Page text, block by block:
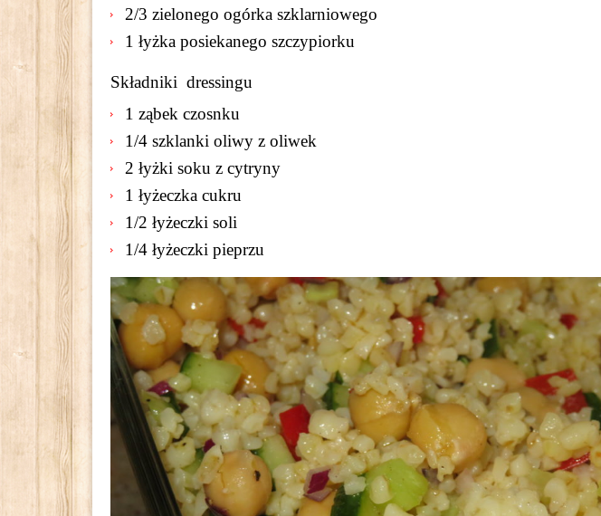
2/3 zielonego ogórka szklarniowego
1 łyżka posiekanego szczypiorku
Składniki dressingu
1 ząbek czosnku
1/4 szklanki oliwy z oliwek
2 łyżki soku z cytryny
1 łyżeczka cukru
1/2 łyżeczki soli
1/4 łyżeczki pieprzu